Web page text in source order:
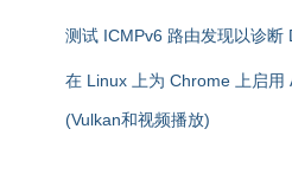
测试 ICMPv6 路由发现以诊断
在 Linux 上为 Chrome 上启用
(Vulkan和视频播放)